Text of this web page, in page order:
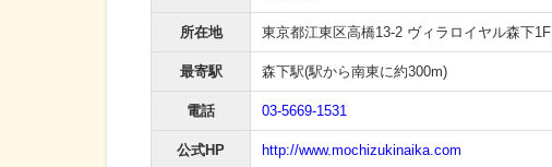
所在地 東京都江東区高橋13-2 ヴィラロイヤル森下1F
最寄駅 森下駅(駅から南東に約300m)
電話 03-5669-1531
公式HP http://www.mochizukinaika.com